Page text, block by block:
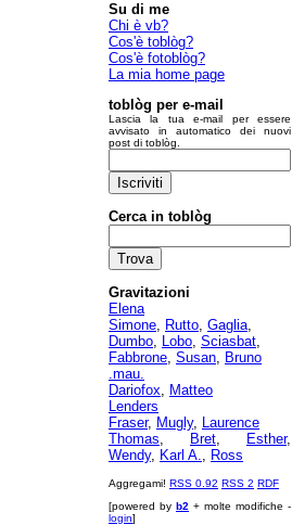
Su di me
Chi è vb?
Cos'è toblòg?
Cos'è fotoblòg?
La mia home page
toblòg per e-mail
Lascia la tua e-mail per essere
avvisato in automatico dei nuovi
post di toblòg.
Cerca in toblòg
Gravitazioni
Elena
Simone, Rutto, Gaglia,
Dumbo, Lobo, Sciasbat,
Fabbrone, Susan, Bruno
.mau.
Dariofox, Matteo
Lenders
Fraser, Mugly, Laurence
Thomas, Bret, Esther,
Wendy, Karl A., Ross
Aggregami! RSS 0.92 RSS 2 RDF
[powered by b2 + molte modifiche -
login]